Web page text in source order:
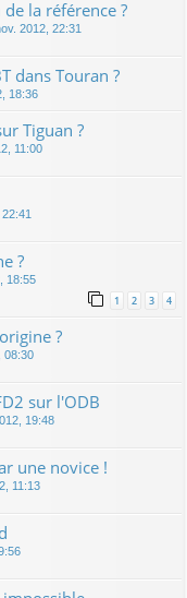
la référence ?
2012, 22:31
dans Touran ?
18:36
Tiguan ?
11:00
?
18:55
1 2 3 4
?
08:30
sur l'ODB
19:48
une novice !
11:13